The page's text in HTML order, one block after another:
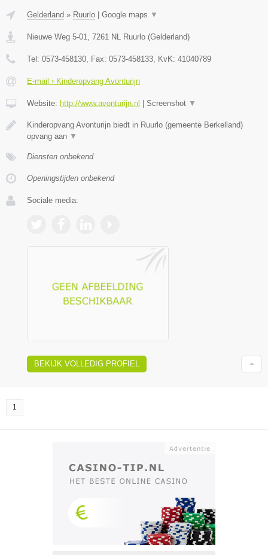
Gelderland » Ruurlo Google maps ▼
Nieuwe Weg 5-01, 7261 NL Ruurlo (Gelderland)
Tel: 0573-458130, Fax: 0573-458133, KvK: 41040789
E-mail › Kinderopvang Avonturijn
Website: http://www.avonturijn.nl Screenshot ▼
Kinderopvang Avonturijn biedt in Ruurlo (gemeente Berkelland)
opvang aan ▼
Diensten onbekend
Openingstijden onbekend
Sociale media:
BEKIJK VOLLEDIG PROFIEL
1